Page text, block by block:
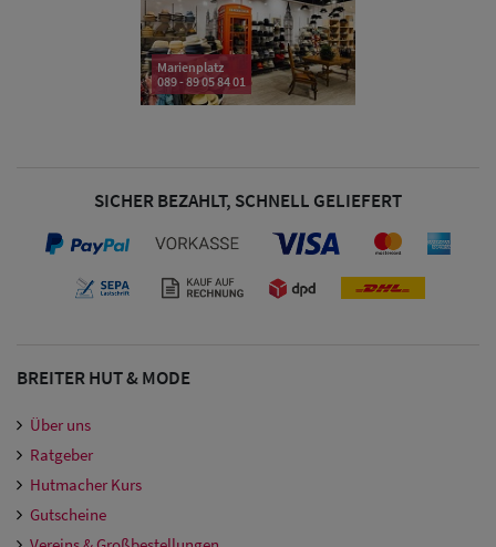
Snapback Caps
Marienplatz
089 - 89 05 84 01
SICHER BEZAHLT, SCHNELL GELIEFERT
BREITER HUT & MODE
Über uns
Ratgeber
Hutmacher Kurs
Gutscheine